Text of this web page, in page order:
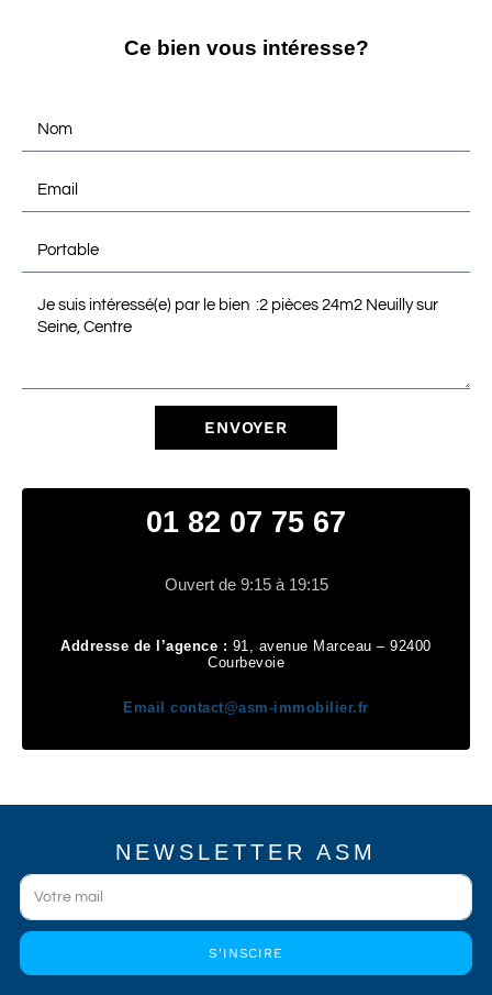
Ce bien vous intéresse?
ENVOYER
01 82 07 75 67
Ouvert de 9:15 à 19:15
Addresse de l’agence : 91, avenue Marceau – 92400
Courbevoie
Emailcontact@asm-immobilier.fr
NEWSLETTER ASM
S'INSCIRE